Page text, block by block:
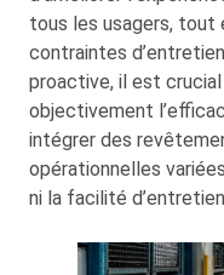
tous les usagers,
contraintes
proactive, il est
objectivement
intégrer des
opérationnelles
ni la facilité